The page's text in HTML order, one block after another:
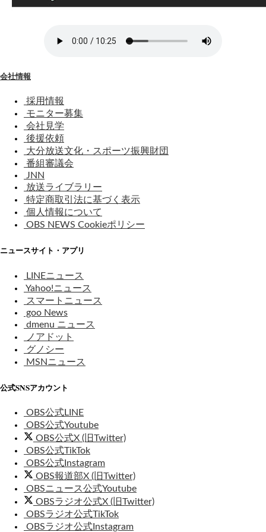
会社情報
採用情報
モニター募集
会社見学
後援依頼
大分放送文化・スポーツ振興財団
番組審議会
JNN
放送ライブラリー
特定商取引法に基づく表示
個人情報について
OBS NEWS Cookieポリシー
ニュースサイト・アプリ
LINEニュース
Yahoo!ニュース
スマートニュース
goo News
dmenu ニュース
ノアドット
グノシー
MSNニュース
公式SNSアカウント
OBS公式LINE
OBS公式Youtube
OBS公式X (旧Twitter)
OBS公式TikTok
OBS公式Instagram
OBS報道部X (旧Twitter)
OBSニュース公式Youtube
OBSラジオ公式X (旧Twitter)
OBSラジオ公式TikTok
OBSラジオ公式Instagram